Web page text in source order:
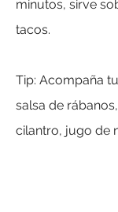
minutos, sirve
tacos.
Tip: Acompaña
salsa de
cilantro, jugo de